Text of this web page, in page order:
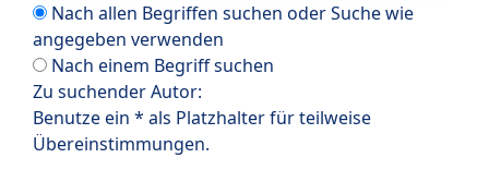
Nach allen Begriffen suchen oder Suche wie
angegeben verwenden
Nach einem Begriff suchen
Zu suchender Autor:
Benutze ein * als Platzhalter für teilweise
Übereinstimmungen.